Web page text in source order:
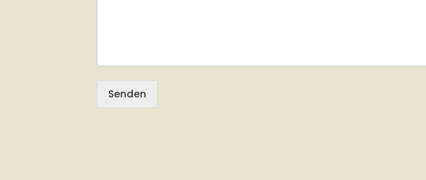
Senden